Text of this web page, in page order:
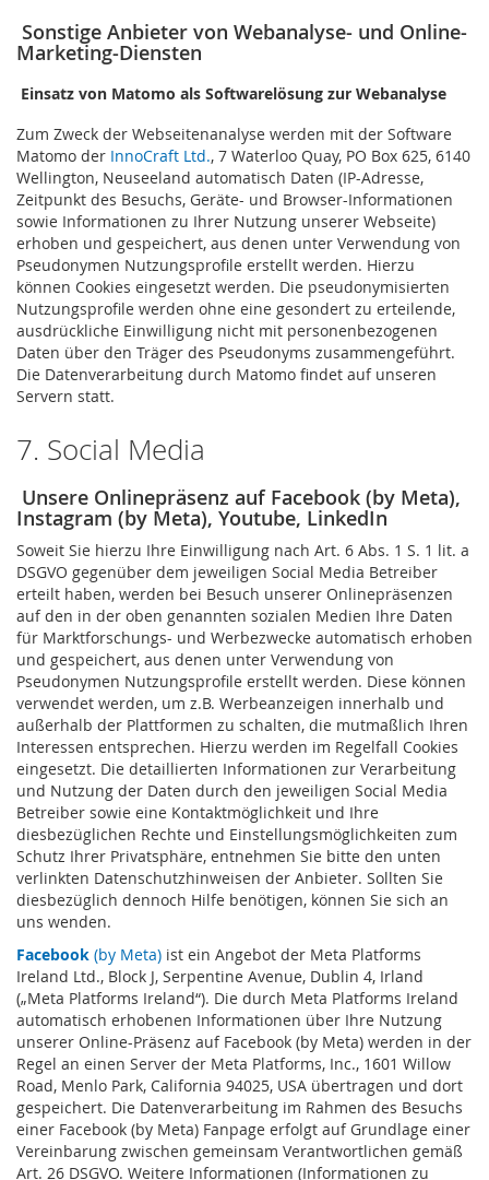
Sonstige Anbieter von Webanalyse- und Online-
Marketing-Diensten
Einsatz von Matomo als Softwarelösung zur Webanalyse
Zum Zweck der Webseitenanalyse werden mit der Software
Matomo der InnoCraft Ltd., 7 Waterloo Quay, PO Box 625, 6140
Wellington, Neuseeland automatisch Daten (IP-Adresse,
Zeitpunkt des Besuchs, Geräte- und Browser-Informationen
sowie Informationen zu Ihrer Nutzung unserer Webseite)
erhoben und gespeichert, aus denen unter Verwendung von
Pseudonymen Nutzungsprofile erstellt werden. Hierzu
können Cookies eingesetzt werden. Die pseudonymisierten
Nutzungsprofile werden ohne eine gesondert zu erteilende,
ausdrückliche Einwilligung nicht mit personenbezogenen
Daten über den Träger des Pseudonyms zusammengeführt.
Die Datenverarbeitung durch Matomo findet auf unseren
Servern statt.
7. Social Media
Unsere Onlinepräsenz auf Facebook (by Meta),
Instagram (by Meta), Youtube, LinkedIn
Soweit Sie hierzu Ihre Einwilligung nach Art. 6 Abs. 1 S. 1 lit. a
DSGVO gegenüber dem jeweiligen Social Media Betreiber
erteilt haben, werden bei Besuch unserer Onlinepräsenzen
auf den in der oben genannten sozialen Medien Ihre Daten
für Marktforschungs- und Werbezwecke automatisch erhoben
und gespeichert, aus denen unter Verwendung von
Pseudonymen Nutzungsprofile erstellt werden. Diese können
verwendet werden, um z.B. Werbeanzeigen innerhalb und
außerhalb der Plattformen zu schalten, die mutmaßlich Ihren
Interessen entsprechen. Hierzu werden im Regelfall Cookies
eingesetzt. Die detaillierten Informationen zur Verarbeitung
und Nutzung der Daten durch den jeweiligen Social Media
Betreiber sowie eine Kontaktmöglichkeit und Ihre
diesbezüglichen Rechte und Einstellungsmöglichkeiten zum
Schutz Ihrer Privatsphäre, entnehmen Sie bitte den unten
verlinkten Datenschutzhinweisen der Anbieter. Sollten Sie
diesbezüglich dennoch Hilfe benötigen, können Sie sich an
uns wenden.
Facebook (by Meta) ist ein Angebot der Meta Platforms
Ireland Ltd., Block J, Serpentine Avenue, Dublin 4, Irland
(„Meta Platforms Ireland“). Die durch Meta Platforms Ireland
automatisch erhobenen Informationen über Ihre Nutzung
unserer Online-Präsenz auf Facebook (by Meta) werden in der
Regel an einen Server der Meta Platforms, Inc., 1601 Willow
Road, Menlo Park, California 94025, USA übertragen und dort
gespeichert. Die Datenverarbeitung im Rahmen des Besuchs
einer Facebook (by Meta) Fanpage erfolgt auf Grundlage einer
Vereinbarung zwischen gemeinsam Verantwortlichen gemäß
Art. 26 DSGVO. Weitere Informationen (Informationen zu